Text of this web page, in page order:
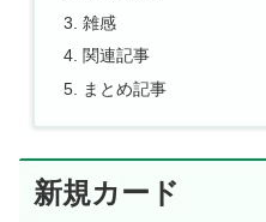
雑感
関連記事
まとめ記事
新規カード